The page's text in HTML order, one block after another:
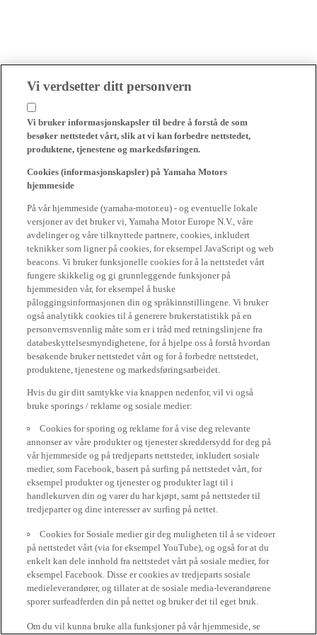
Vi verdsetter ditt personvern
Vi bruker informasjonskapsler til bedre å forstå de som
besøker nettstedet vårt, slik at vi kan forbedre nettstedet,
produktene, tjenestene og markedsføringen.
Cookies (informasjonskapsler) på Yamaha Motors
hjemmeside
På vår hjemmeside (yamaha-motor.eu) - og eventuelle lokale
versjoner av det bruker vi, Yamaha Motor Europe N.V., våre
avdelinger og våre tilknyttede partnere, cookies, inkludert
teknikker som ligner på cookies, for eksempel JavaScript og web
beacons. Vi bruker funksjonelle cookies for å la nettstedet vårt
fungere skikkelig og gi grunnleggende funksjoner på
hjemmesiden vår, for eksempel å huske
påloggingsinformasjonen din og språkinnstillingene. Vi bruker
også analytikk cookies til å generere brukerstatistikk på en
personvernsvennlig måte som er i tråd med retningslinjene fra
databeskyttelsesmyndighetene, for å hjelpe oss å forstå hvordan
besøkende bruker nettstedet vårt og for å forbedre nettstedet,
produktene, tjenestene og markedsføringsarbeidet.
Hvis du gir ditt samtykke via knappen nedenfor, vil vi også
bruke sporings / reklame og sosiale medier:
Cookies for sporing og reklame for å vise deg relevante
annonser av våre produkter og tjenester skreddersydd for deg på
vår hjemmeside og på tredjeparts nettsteder, inkludert sosiale
medier, som Facebook, basert på surfing på nettstedet vårt, for
eksempel produkter og tjenester og produkter lagt til i
handlekurven din og varer du har kjøpt, samt på nettsteder til
tredjeparter og dine interesser av surfing på nettet.
Cookies for Sosiale medier gir deg muligheten til å se videoer
på nettstedet vårt (via for eksempel YouTube), og også for at du
enkelt kan dele innhold fra nettstedet vårt på sosiale medier, for
eksempel Facebook. Disse er cookies av tredjeparts sosiale
medieleverandører, og tillater at de sosiale media-leverandørene
sporer surfeadferden din på nettet og bruker det til eget bruk.
Om du vil kunna bruke alla funksjoner på vår hjemmeside, se